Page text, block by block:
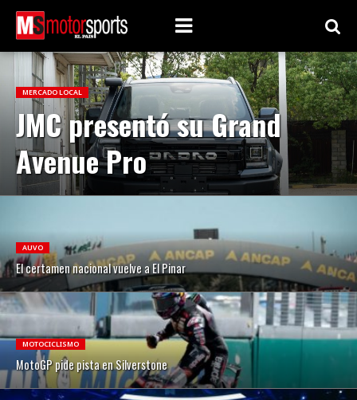
MERCADO LOCAL
JMC presentó su Grand
Avenue Pro
AUVO
El certamen nacional vuelve a El Pinar
MOTOCICLISMO
MotoGP pide pista en Silverstone